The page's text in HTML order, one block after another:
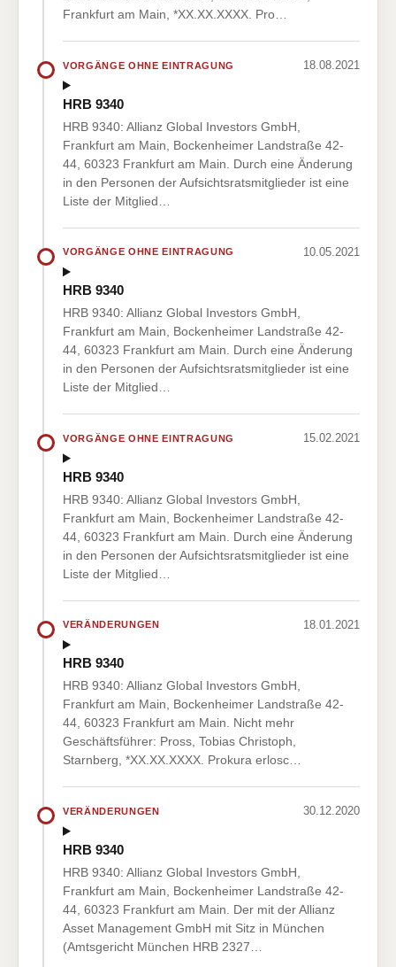
Frankfurt am Main, *XX.XX.XXXX. Pro…
VORGÄNGE OHNE EINTRAGUNG 18.08.2021
HRB 9340
HRB 9340: Allianz Global Investors GmbH,
Frankfurt am Main, Bockenheimer Landstraße 42-
44, 60323 Frankfurt am Main. Durch eine Änderung
in den Personen der Aufsichtsratsmitglieder ist eine
Liste der Mitglied…
VORGÄNGE OHNE EINTRAGUNG 10.05.2021
HRB 9340
HRB 9340: Allianz Global Investors GmbH,
Frankfurt am Main, Bockenheimer Landstraße 42-
44, 60323 Frankfurt am Main. Durch eine Änderung
in den Personen der Aufsichtsratsmitglieder ist eine
Liste der Mitglied…
VORGÄNGE OHNE EINTRAGUNG 15.02.2021
HRB 9340
HRB 9340: Allianz Global Investors GmbH,
Frankfurt am Main, Bockenheimer Landstraße 42-
44, 60323 Frankfurt am Main. Durch eine Änderung
in den Personen der Aufsichtsratsmitglieder ist eine
Liste der Mitglied…
VERÄNDERUNGEN 18.01.2021
HRB 9340
HRB 9340: Allianz Global Investors GmbH,
Frankfurt am Main, Bockenheimer Landstraße 42-
44, 60323 Frankfurt am Main. Nicht mehr
Geschäftsführer: Pross, Tobias Christoph,
Starnberg, *XX.XX.XXXX. Prokura erlosc…
VERÄNDERUNGEN 30.12.2020
HRB 9340
HRB 9340: Allianz Global Investors GmbH,
Frankfurt am Main, Bockenheimer Landstraße 42-
44, 60323 Frankfurt am Main. Der mit der Allianz
Asset Management GmbH mit Sitz in München
(Amtsgericht München HRB 2327…